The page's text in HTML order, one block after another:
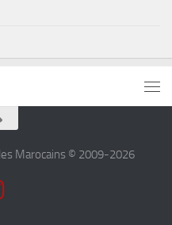
Marocains © 2009-2026